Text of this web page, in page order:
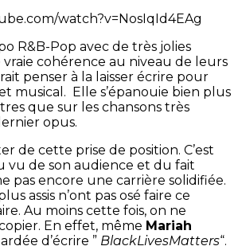
watch?v=NosIqId4EAg
R&B-Pop avec de très jolies
cohérence au niveau de leurs
penser à la laisser écrire pour
musical. Elle s’épanouie bien plus
que sur les chansons très
opus.
de cette prise de position. C’est
vu de son audience et du fait
pas encore une carrière solidifiée.
assis n’ont pas osé faire ce
Au moins cette fois, on ne
copier. En effet, même Mariah
d’écrire ” BlackLivesMatters“.